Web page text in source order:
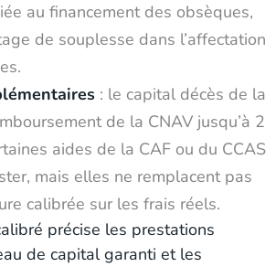
au financement des obsèques,
de souplesse dans l’affectation
: le capital décès de la
de la CNAV jusqu’à 2
aides de la CAF ou du CCAS
mais elles ne remplacent pas
calibrée sur les frais réels.
précise les prestations
de capital garanti et les